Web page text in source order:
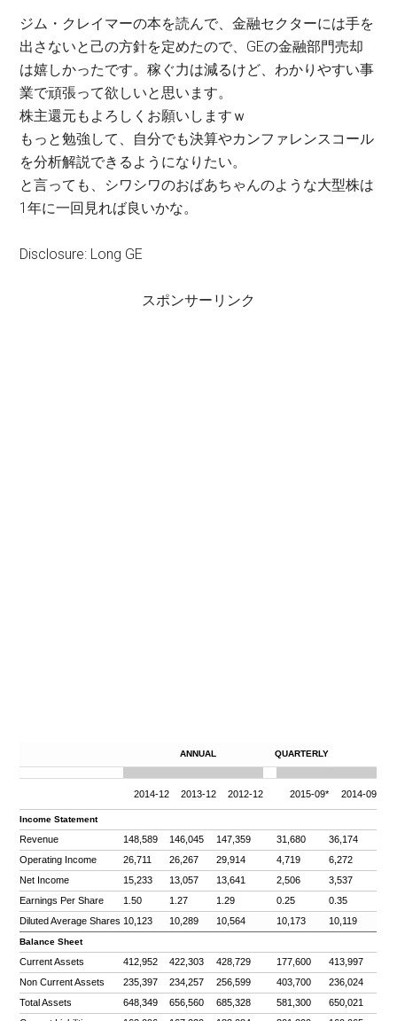
ジム・クレイマーの本を読んで、金融セクターには手を
出さないと己の方針を定めたので、GEの金融部門売却
は嬉しかったです。稼ぐ力は減るけど、わかりやすい事
業で頑張って欲しいと思います。
株主還元もよろしくお願いしますｗ
もっと勉強して、自分でも決算やカンファレンスコール
を分析解説できるようになりたい。
と言っても、シワシワのおばあちゃんのような大型株は
1年に一回見れば良いかな。
Disclosure: Long GE
スポンサーリンク
ANNUAL QUARTERLY
2014-12 2013-12 2012-12 2015-09* 2014-09
Income Statement
Revenue 148,589 146,045 147,359 31,680
36,174
Operating Income
26,711 26,267 29,914 4,719
6,272
Net Income
15,233 13,057 13,641 2,506
3,537
Earnings Per Share
1.50 1.27 1.29 0.25
0.35
Diluted Average Shares 10,123 10,289 10,564 10,173 10,119
Balance Sheet
Current Assets 412,952 422,303 428,729 177,600
413,997
Non Current Assets
235,397 234,257 256,599 403,700
236,024
Total Assets
648,349 656,560 685,328 581,300
650,021